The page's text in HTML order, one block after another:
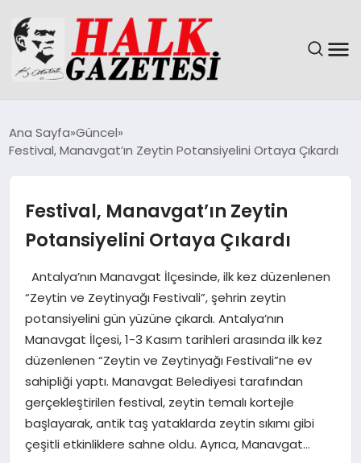
DÜNYA
EĞITIM
EKONOMI
MAGAZIN
SAĞLIK
SPOR
TEKNOLOJI
Ana Sayfa Güncel
Festival, Manavgat’ın Zeytin Potansiyelini Ortaya Çıkardı
Festival, Manavgat’ın Zeytin
Potansiyelini Ortaya Çıkardı
Antalya’nın Manavgat İlçesinde, ilk kez düzenlenen
“Zeytin ve Zeytinyağı Festivali”, şehrin zeytin
potansiyelini gün yüzüne çıkardı. Antalya’nın
Manavgat İlçesi, 1-3 Kasım tarihleri arasında ilk kez
düzenlenen “Zeytin ve Zeytinyağı Festivali”ne ev
sahipliği yaptı. Manavgat Belediyesi tarafından
gerçekleştirilen festival, zeytin temalı kortejle
başlayarak, antik taş yataklarda zeytin sıkımı gibi
çeşitli etkinliklere sahne oldu. Ayrıca, Manavgat…